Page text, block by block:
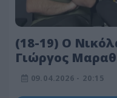
(18-19) Ο
Γιώργος
κορυφή τον
09.04.2026 - 20:15